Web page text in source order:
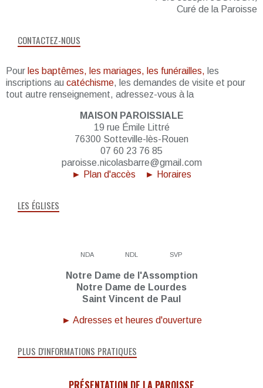
Curé de la Paroisse
CONTACTEZ-NOUS
Pour les baptêmes, les mariages, les funérailles, les
inscriptions au catéchisme, les demandes de visite et pour
tout autre renseignement, adressez-vous à la
MAISON PAROISSIALE
19 rue Émile Littré
76300 Sotteville-lès-Rouen
07 60 23 76 85
paroisse.nicolasbarre@gmail.com
► Plan d'accès
► Horaires
LES ÉGLISES
NDA NDL SVP
Notre Dame de l'Assomption
Notre Dame de Lourdes
Saint Vincent de Paul
► Adresses et heures d'ouverture
PLUS D'INFORMATIONS PRATIQUES